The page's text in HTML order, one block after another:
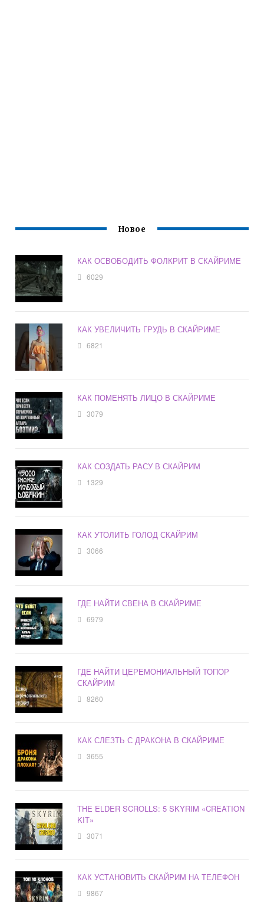
Новое
КАК ОСВОБОДИТЬ ФОЛКРИТ В СКАЙРИМЕ
6029
КАК УВЕЛИЧИТЬ ГРУДЬ В СКАЙРИМЕ
6821
КАК ПОМЕНЯТЬ ЛИЦО В СКАЙРИМЕ
3079
КАК СОЗДАТЬ РАСУ В СКАЙРИМ
1329
КАК УТОЛИТЬ ГОЛОД СКАЙРИМ
3066
ГДЕ НАЙТИ СВЕНА В СКАЙРИМЕ
6979
ГДЕ НАЙТИ ЦЕРЕМОНИАЛЬНЫЙ ТОПОР
СКАЙРИМ
8260
КАК СЛЕЗТЬ С ДРАКОНА В СКАЙРИМЕ
3655
THE ELDER SCROLLS: 5 SKYRIM «CREATION
KIT»
3071
КАК УСТАНОВИТЬ СКАЙРИМ НА ТЕЛЕФОН
9867